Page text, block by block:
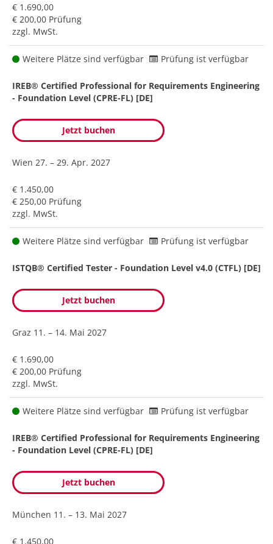
€ 1.690,00
€ 200,00 Prüfung
zzgl. MwSt.
Weitere Plätze sind verfügbar Prüfung ist verfügbar
IREB® Certified Professional for Requirements Engineering
- Foundation Level (CPRE-FL) [DE]
Jetzt buchen
Wien 27. – 29. Apr. 2027
€ 1.450,00
€ 250,00 Prüfung
zzgl. MwSt.
Weitere Plätze sind verfügbar Prüfung ist verfügbar
ISTQB® Certified Tester - Foundation Level v4.0 (CTFL) [DE]
Jetzt buchen
Graz 11. – 14. Mai 2027
€ 1.690,00
€ 200,00 Prüfung
zzgl. MwSt.
Weitere Plätze sind verfügbar Prüfung ist verfügbar
IREB® Certified Professional for Requirements Engineering
- Foundation Level (CPRE-FL) [DE]
Jetzt buchen
München 11. – 13. Mai 2027
€ 1.450,00